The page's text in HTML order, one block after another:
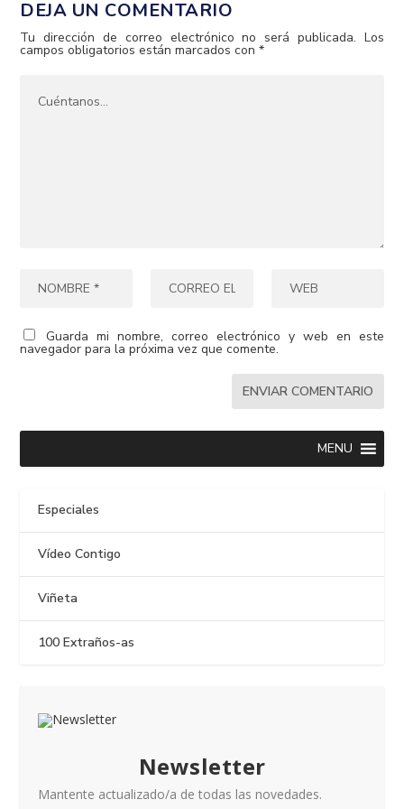
DEJA UN COMENTARIO
Tu dirección de correo electrónico no será publicada. Los
campos obligatorios están marcados con*
Guarda mi nombre, correo electrónico y web en este
navegador para la próxima vez que comente.
MENU
Especiales
Vídeo Contigo
Viñeta
100 Extraños-as
Newsletter
Mantente actualizado/a de todas las novedades.